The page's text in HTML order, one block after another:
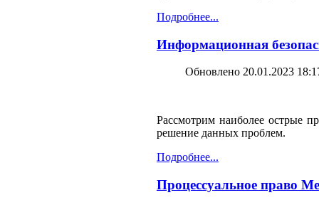
Подробнее...
Информационная
Обновлено 20.01.2023
Рассмотрим наиболее острые
решение данных проблем.
Подробнее...
Процессуальное право